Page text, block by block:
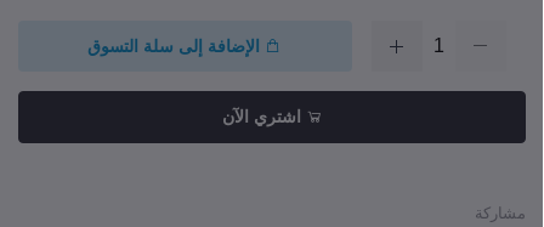
الإضافة إلى سلة التسوق
اشتري الآن
مشاركة